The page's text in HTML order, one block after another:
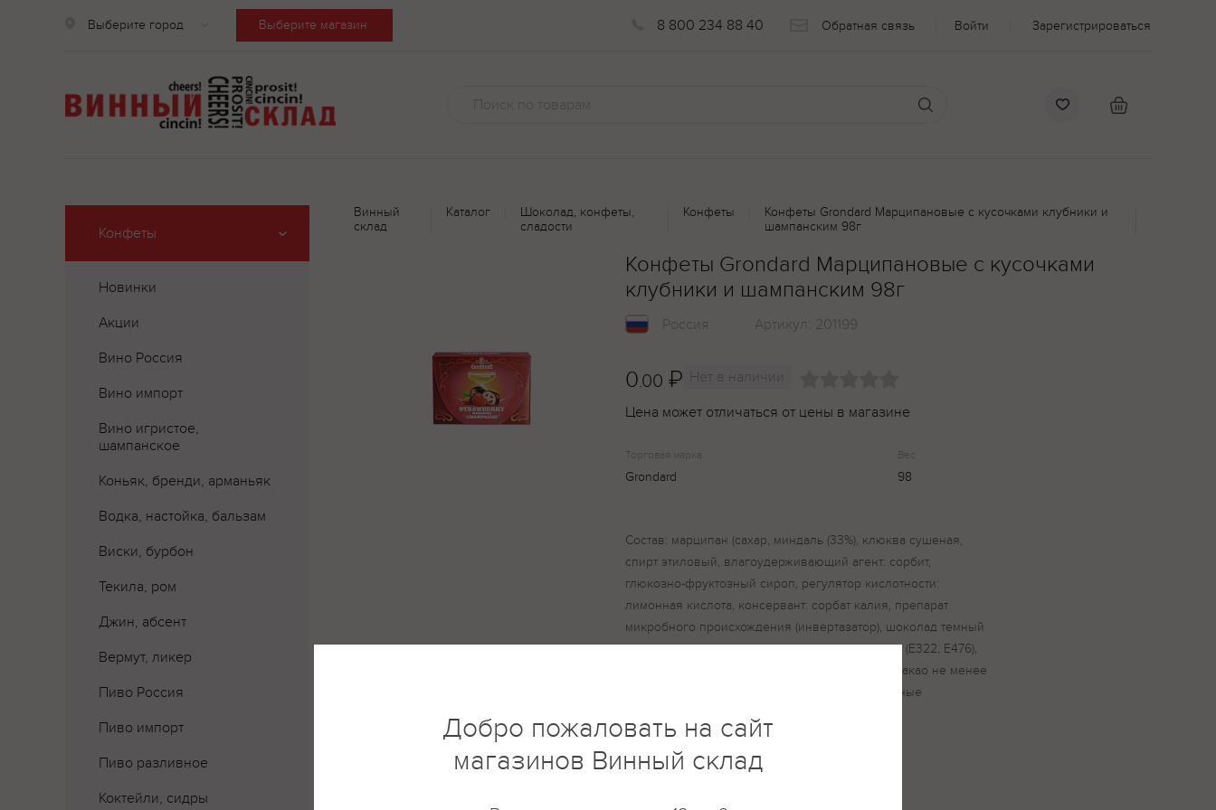
Выберите город Выберите магазин 8 800 234 88 40 Обратная связь Войти Зарегистрироваться
Конфеты
Новинки
Акции
Вино Россия
Вино импорт
Вино игристое,
шампанское
Коньяк, бренди, арманьяк
Водка, настойка, бальзам
Виски, бурбон
Текила, ром
Джин, абсент
Вермут, ликер
Пиво Россия
Пиво импорт
Пиво разливное
Коктейли, сидры
Винный
склад
Каталог
Шоколад, конфеты,
сладости
Конфеты
Конфеты Grondard Марципановые с кусочками клубники и
шампанским 98г
Конфеты Grondard Марципановые с кусочками
клубники и шампанским 98г
Россия Артикул: 201199
0.00 ₽ Нет в наличии
Цена может отличаться от цены в магазине
Торговая марка
Grondard
Вес
98
Состав: марципан (сахар, миндаль (33%), клюква сушеная,
спирт этиловый, влагоудерживающий агент: сорбит,
глюкозно-фруктозный сироп, регулятор кислотности:
лимонная кислота, консервант: сорбат калия, препарат
микробного происхождения (инвертазатор), шоколад темный
(сахар, какао-тертое, какао-масло, эмульгаторы: (Е322, Е476),
ароматизатор «Ванилин»), м.д. общего остатка какао не менее
40%, эквивалент какао-масла (масла растительные
Добро пожаловать на сайт
магазинов Винный склад